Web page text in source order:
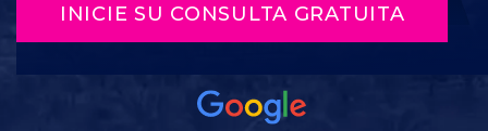
INICIE SU CONSULTA GRATUITA